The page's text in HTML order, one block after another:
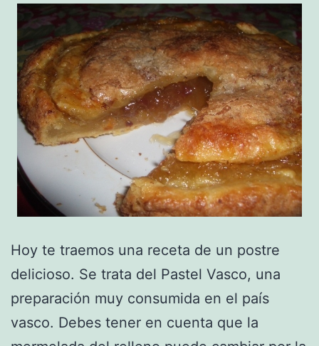
Hoy te traemos una receta de un postre
delicioso. Se trata del Pastel Vasco, una
preparación muy consumida en el país
vasco. Debes tener en cuenta que la